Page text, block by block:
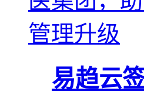
易趋云